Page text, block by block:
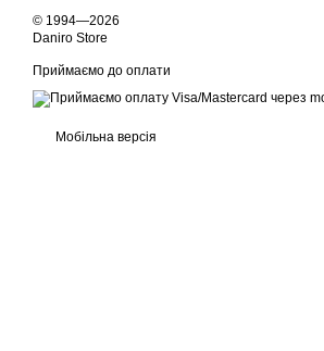
© 1994—2026
Daniro Store
Приймаємо до оплати
Мобільна версія